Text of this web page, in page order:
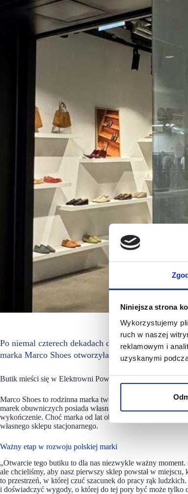
Niniejsza strona
Wykorzystujemy
ruch w naszej
reklamowym i
uzyskanymi
Po niemal czterech dekadach doskonalenia sztuki
marka Marco Shoes otworzyła swój pierwszy
Butik mieści się w Elektrowni Powiśle.
Marco Shoes to rodzinna marka tworzona przez rodzinę
marek obuwniczych posiada własną manufakturę
wykończenie. Choć marka od lat obecna była online oraz
własnego sklepu stacjonarnego.
Ważny etap w rozwoju polskiej marki
„Otwarcie tego butiku to dla nas niezwykle ważny
ale chcieliśmy, aby nasz pierwszy sklep powstał w
to przestrzeń, w której czuć szacunek do pracy rąk
i doświadczyć wygody, o której do tej pory być może tylko